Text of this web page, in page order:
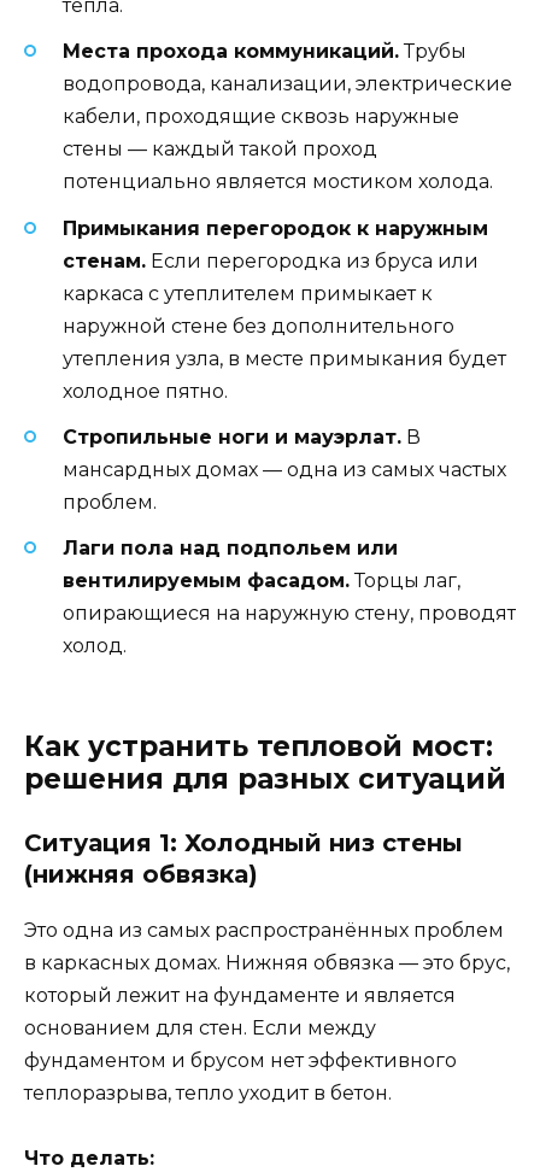
тепла.
Места прохода коммуникаций.Трубы
водопровода, канализации, электрические
кабели, проходящие сквозь наружные
стены — каждый такой проход
потенциально является мостиком холода.
Примыкания перегородок к наружным
стенам. Если перегородка из бруса или
каркаса с утеплителем примыкает к
наружной стене без дополнительного
утепления узла, в месте примыкания будет
холодное пятно.
Стропильные ноги и мауэрлат. В
мансардных домах — одна из самых частых
проблем.
Лаги пола над подпольем или
вентилируемым фасадом.Торцы лаг,
опирающиеся на наружную стену, проводят
холод.
Как устранить тепловой мост:
решения для разных ситуаций
Ситуация 1: Холодный низ стены
(нижняя обвязка)
Это одна из самых распространённых проблем
в каркасных домах. Нижняя обвязка — это брус,
который лежит на фундаменте и является
основанием для стен. Если между
фундаментом и брусом нет эффективного
теплоразрыва, тепло уходит в бетон.
Что делать: